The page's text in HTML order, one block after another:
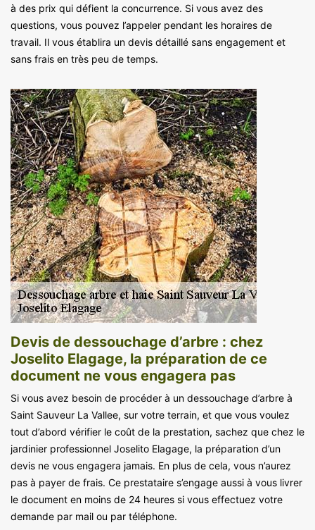
à des prix qui défient la concurrence. Si vous avez des
questions, vous pouvez l’appeler pendant les horaires de
travail. Il vous établira un devis détaillé sans engagement et
sans frais en très peu de temps.
Devis de dessouchage d’arbre : chez
Joselito Elagage, la préparation de ce
document ne vous engagera pas
Si vous avez besoin de procéder à un dessouchage d’arbre à
Saint Sauveur La Vallee, sur votre terrain, et que vous voulez
tout d’abord vérifier le coût de la prestation, sachez que chez le
jardinier professionnel Joselito Elagage, la préparation d’un
devis ne vous engagera jamais. En plus de cela, vous n’aurez
pas à payer de frais. Ce prestataire s’engage aussi à vous livrer
le document en moins de 24 heures si vous effectuez votre
demande par mail ou par téléphone.